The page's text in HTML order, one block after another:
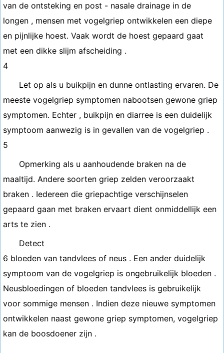
van de ontsteking en post - nasale drainage in de
longen , mensen met vogelgriep ontwikkelen een diepe
en pijnlijke hoest. Vaak wordt de hoest gepaard gaat
met een dikke slijm afscheiding .
4
Let op als u buikpijn en dunne ontlasting ervaren. De
meeste vogelgriep symptomen nabootsen gewone griep
symptomen. Echter , buikpijn en diarree is een duidelijk
symptoom aanwezig is in gevallen van de vogelgriep .
5
Opmerking als u aanhoudende braken na de
maaltijd. Andere soorten griep zelden veroorzaakt
braken . Iedereen die griepachtige verschijnselen
gepaard gaan met braken ervaart dient onmiddellijk een
arts te zien .
Detect
6 bloeden van tandvlees of neus . Een ander duidelijk
symptoom van de vogelgriep is ongebruikelijk bloeden .
Neusbloedingen of bloeden tandvlees is gebruikelijk
voor sommige mensen . Indien deze nieuwe symptomen
ontwikkelen naast gewone griep symptomen, vogelgriep
kan de boosdoener zijn .